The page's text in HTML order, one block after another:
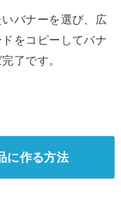
バナーを選び、広
をコピーしてバナ
了です。
に作る方法